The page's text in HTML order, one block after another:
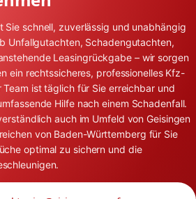
Sie schnell, zuverlässig und unabhängig
Unfallgutachten, Schadengutachten,
Leasingrückgabe – wir sorgen
ein rechtssicheres, professionelles Kfz-
Team ist täglich für Sie erreichbar und
Hilfe nach einem Schadenfall.
auch im Umfeld von Geisingen
von Baden-Württemberg für Sie
optimal zu sichern und die